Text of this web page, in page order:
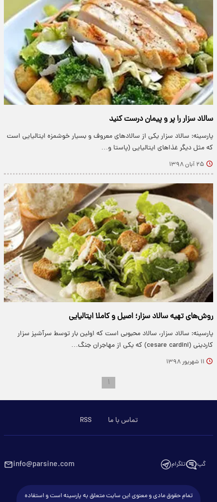
سالاد سزار را پر و پیمان درست کنید
پارسینه: سالاد سزار یکی از سالاد‌های معروف و بسیار خوشمزه ایتالیایی است
که مثل دیگر غذا‌های ایتالیایی (پاستا و…
۲۵ آبان ۱۳۹۸
روش‌های تهیه سالاد سزار؛ اصیل و کاملا ایتالیایی
پارسینه: سالاد سزار، سالاد محبوبی است که اولین بار توسط سرآشپز سزار
کاردینی (cesare cardini) که یکی از مهاجران جنگ…
۱۱ شهریور ۱۳۹۸
۱
تماس با ما RSS
گپ تلگرام info@parsine.com
تمام حقوق مادی و معنوی این سایت متعلق به پارسینه است و استفاده